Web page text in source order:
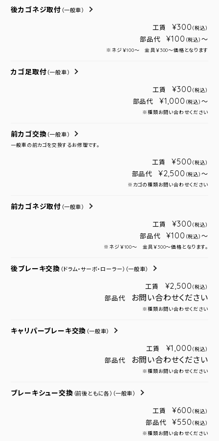
後カゴネジ取付 （一般車）
工賃 ¥300 （税込）
部品代 ¥100 （税込） ～
※ネジ￥100～ 金具￥300～価格となります
カゴ足取付 （一般車）
工賃 ¥300 （税込）
部品代 ¥1,000 （税込） ～
※種類お問い合わせください
前カゴ交換 （一般車）
一般車の前カゴを交換するお修理です。
工賃 ¥500 （税込）
部品代 ¥2,500 （税込） ～
※カゴの種類お問い合わせください
前カゴネジ取付 （一般車）
工賃 ¥300 （税込）
部品代 ¥100 （税込） ～
※ネジ￥100～ 金具￥300～価格となります。
後ブレーキ交換 （ドラム・サーボ・ローラー） （一般車）
工賃 ¥2,500 （税込）
部品代 お問い合わせください
※種類お問い合わせください
キャリパーブレーキ交換 （一般車）
工賃 ¥1,000 （税込）
部品代 お問い合わせください
※種類お問い合わせください
ブレーキシュー交換 （前後ともに各） （一般車）
工賃 ¥600 （税込）
部品代 ¥550 （税込）
※種類お問い合わせください